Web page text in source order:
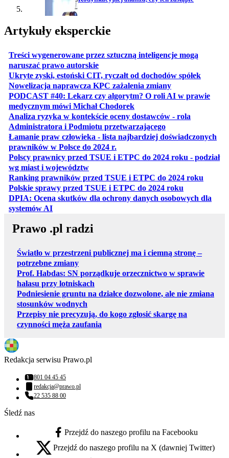
Artykuły eksperckie
Treści wygenerowane przez sztuczną inteligencje mogą
naruszać prawo autorskieotwiera się w nowej karcie
Ukryte zyski, estoński CIT, ryczałt od dochodów spółekotwiera
Nowelizacja naprawcza KPC zażalenia zmianyotwiera się w
PODCAST #40: Lekarz czy algorytm? O roli AI w prawie
medycznym mówi Michał Chodorekotwiera się w nowej karcie
Analiza ryzyka w kontekście oceny dostawców - rola
Administratora i Podmiotu przetwarzającegootwiera się w
Łamanie praw człowieka - lista najbardziej doświadczonych
prawników w Polsce do 2024 r.otwiera się w nowej karcie
Polscy prawnicy przed TSUE i ETPC do 2024 roku - podział
wg miast i województwotwiera się w nowej karcie
Ranking prawników przed TSUE i ETPC do 2024 roku
Polskie sprawy przed TSUE i ETPC do 2024 roku
DPIA: Ocena skutków dla ochrony danych osobowych dla
systemów AIotwiera się w nowej karcie
Prawo .pl radzi
Światło w przestrzeni publicznej ma i ciemną stronę –
potrzebne zmiany
Prof. Habdas: SN porządkuje orzecznictwo w sprawie
hałasu przy lotniskach
Podniesienie gruntu na działce dozwolone, ale nie zmiana
stosunków wodnych
Przepisy nie precyzują, do kogo zgłosić skargę na
czynności męża zaufania
Redakcja serwisu Prawo.pl
Numer telefonu:
801 04 45 45
Adres email:
redakcja@prawo.pl
Numer telefonu:
22 535 88 00
Śledź nas
facebook - otwiera się w nowej karcie
Przejdź do naszego profilu na Facebooku
x - otwiera się w nowej karcie
Przejdź do naszego profilu na X (dawniej Twitter)